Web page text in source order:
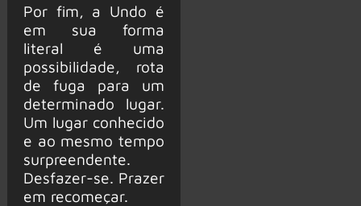
Por fim, a Undo é
em sua forma
literal é uma
possibilidade, rota
de fuga para um
determinado lugar.
Um lugar conhecido
e ao mesmo tempo
surpreendente.
Desfazer-se. Prazer
em recomeçar.